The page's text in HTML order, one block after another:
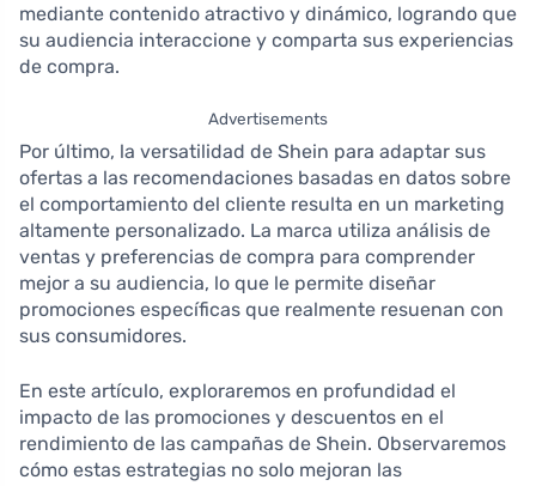
mediante contenido atractivo y dinámico, logrando que
su audiencia interaccione y comparta sus experiencias
de compra.
Advertisements
Por último, la versatilidad de Shein para adaptar sus
ofertas a las recomendaciones basadas en datos sobre
el comportamiento del cliente resulta en un marketing
altamente personalizado. La marca utiliza análisis de
ventas y preferencias de compra para comprender
mejor a su audiencia, lo que le permite diseñar
promociones específicas que realmente resuenan con
sus consumidores.
En este artículo, exploraremos en profundidad el
impacto de las promociones y descuentos en el
rendimiento de las campañas de Shein. Observaremos
cómo estas estrategias no solo mejoran las